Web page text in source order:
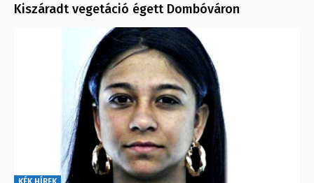
Kiszáradt vegetáció égett Dombóváron